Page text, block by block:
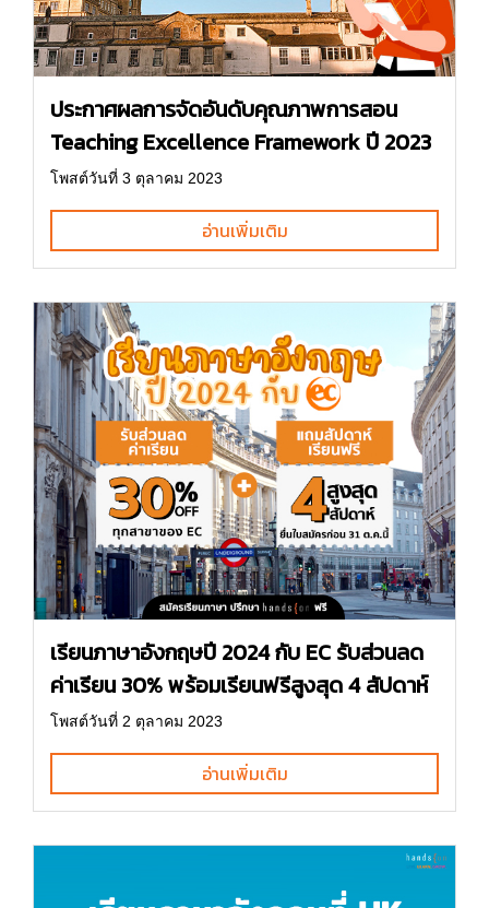
ประกาศผลการจัดอันดับคุณภาพการสอน
Teaching Excellence Framework ปี 2023
โพสต์วันที่ 3 ตุลาคม 2023
อ่านเพิ่มเติม
เรียนภาษาอังกฤษปี 2024 กับ EC รับส่วนลด
ค่าเรียน 30% พร้อมเรียนฟรีสูงสุด 4 สัปดาห์
โพสต์วันที่ 2 ตุลาคม 2023
อ่านเพิ่มเติม